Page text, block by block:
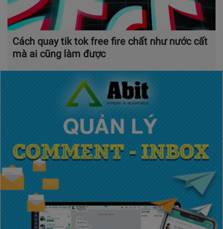
Cách quay tik tok free fire chất như nước cất
mà ai cũng làm được